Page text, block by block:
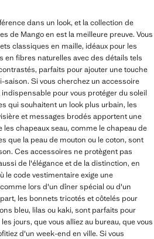
dans un look, et la collection de
de Mango en est la meilleure preuve. Vous
classiques en maille, idéaux pour les
en fibres naturelles avec des détails tels
parfaits pour ajouter une touche
saison. Si vous cherchez un accessoire
pour vous protéger du soleil
qui souhaitent un look plus urbain, les
et messages brodés apportent une
chapeaux seau, comme le chapeau de
que la peau de mouton ou le coton, sont
Ces accessoires ne protègent pas
de l'élégance et de la distinction, en
le code vestimentaire exige une
lors d'un dîner spécial ou d'un
les bonnets tricotés et côtelés pour
bleu, lilas ou kaki, sont parfaits pour
jours, que vous alliez au bureau, que vous
d'un week-end en ville. Si vous